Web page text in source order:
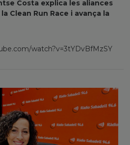
Costa explica les aliances
Clean Run Race i avança la
watch?v=3tYDvBfMzSY